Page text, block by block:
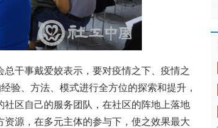
干事戴爱姣表示，要对疫情之下、疫情之
验、方法、模式进行全方位的探索和提升，
区自己的服务团队，在社区的阵地上落地
源，在多元主体的参与下，使之效果最大